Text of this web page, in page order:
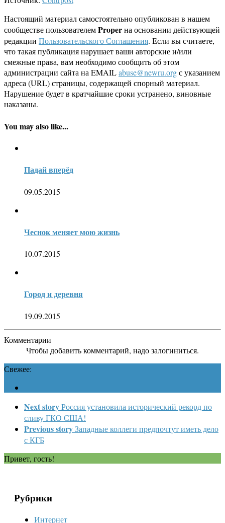
Настоящий материал самостоятельно опубликован в нашем
сообществе пользователемProperна основании действующей
редакции Пользовательского Соглашения. Если вы считаете,
что такая публикация нарушает ваши авторские и/или
смежные права, вам необходимо сообщить об этом
администрации сайта на EMAILabuse@newru.orgс указанием
адреса (URL) страницы, содержащей спорный материал.
Нарушение будет в кратчайшие сроки устранено, виновные
наказаны.
You may also like...
Падай вперёд
09.05.2015
Чеснок меняет мою жизнь
10.07.2015
Город и деревня
19.09.2015
Комментарии
Чтобы добавить комментарий, надо залогиниться.
Свежее:
Next storyРоссия установила исторический рекорд по
сливу ГКО США!
Previous storyЗападные коллеги предпочтут иметь дело
с КГБ
Привет, гость!
Рубрики
Интернет